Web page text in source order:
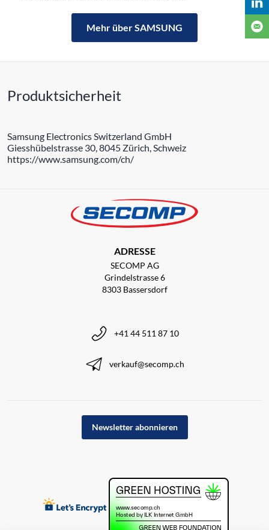
Mehr über SAMSUNG
Produktsicherheit
Samsung Electronics Switzerland GmbH
Giesshübelstrasse 30, 8045 Zürich, Schweiz
https://www.samsung.com/ch/
ADRESSE
SECOMP AG
Grindelstrasse 6
8303 Bassersdorf
+41 44 511 87 10
verkauf@secomp.ch
Newsletter abonnieren